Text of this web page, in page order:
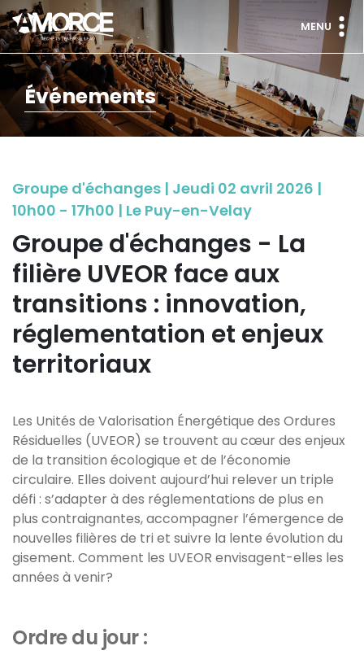
MENU
Événements
Groupe d'échanges | Jeudi 02 avril 2026 |
10h00 - 17h00 | Le Puy-en-Velay
Groupe d'échanges - La
filière UVEOR face aux
transitions : innovation,
réglementation et enjeux
territoriaux
Les Unités de Valorisation Énergétique des Ordures
Résiduelles (UVEOR) se trouvent au cœur des enjeux
de la transition écologique et de l’économie
circulaire. Elles doivent aujourd’hui relever un triple
défi : s’adapter à des réglementations de plus en
plus contraignantes, accompagner l’émergence de
nouvelles filières de tri et suivre la lente évolution du
gisement. Comment les UVEOR envisagent-elles les
années à venir?
Ordre du jour :